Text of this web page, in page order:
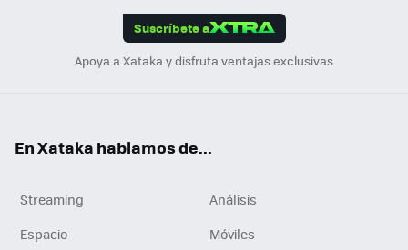
Suscríbete a
Apoya a Xataka y disfruta ventajas exclusivas
En Xataka hablamos de...
Streaming
Análisis
Espacio
Móviles